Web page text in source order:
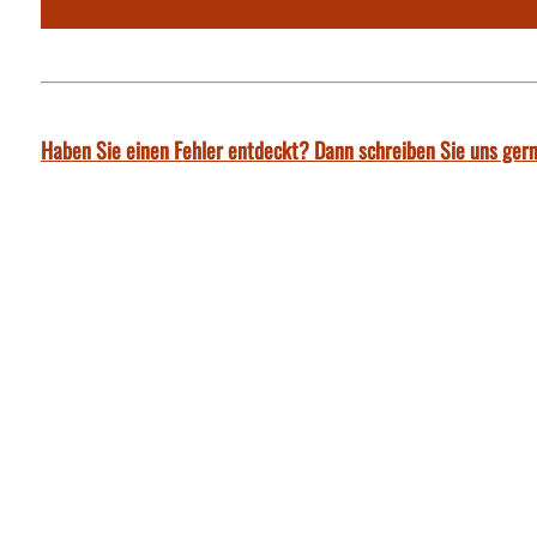
Haben Sie einen Fehler entdeckt? Dann schreiben Sie uns